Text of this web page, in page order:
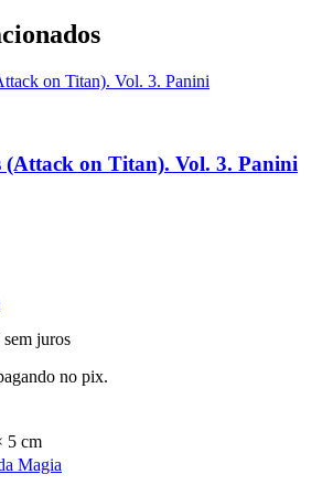
(Attack on Titan). Vol. 3. Panini
sem juros
no pix.
5 cm